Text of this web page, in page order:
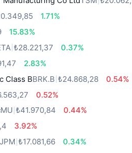
1.71%
15.83%
₺28.221,37
0.37%
2.83%
Class BBRK.B ₺24.868,28
0.54%
0.52%
MU ₺41.970,84
0.44%
3.92%
JPM ₺17.081,66
0.34%